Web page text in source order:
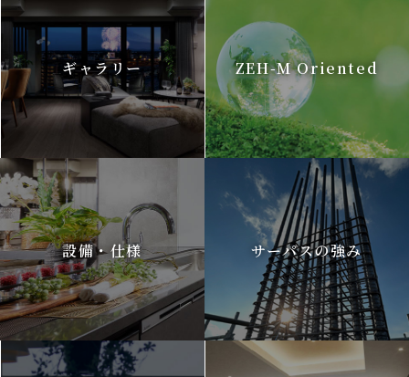
ギャラリー ZEH-M Oriented
設備・仕様 サーパスの強み